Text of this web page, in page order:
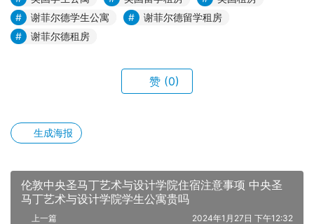
谢菲尔德学生公寓
谢菲尔德留学租房
谢菲尔德租房
赞 (0)
生成海报
伦敦中央圣马丁艺术与设计学院住宿注意事项 中央圣
马丁艺术与设计学院学生公寓贵吗
上一篇 2024年1月27日 下午12:32